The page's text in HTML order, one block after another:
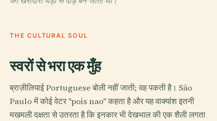
THE CULTURAL SOUL
स्वरों से भरा एक मुँह
ब्राज़ीलियाई Portuguese बोली नहीं जाती; वह पकती है। São
Paulo में कोई वेटर "pois nao" कहता है और यह वाक्यांश इतनी
मखमली दक्षता से उतरता है कि इनकार भी देखभाल की एक शैली लगता